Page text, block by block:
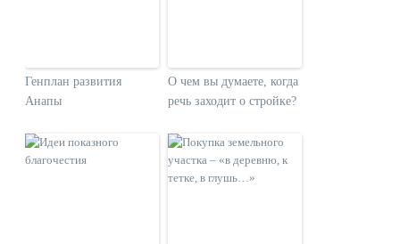
Генплан развития
Анапы
О чем вы думаете, когда
речь заходит о стройке?